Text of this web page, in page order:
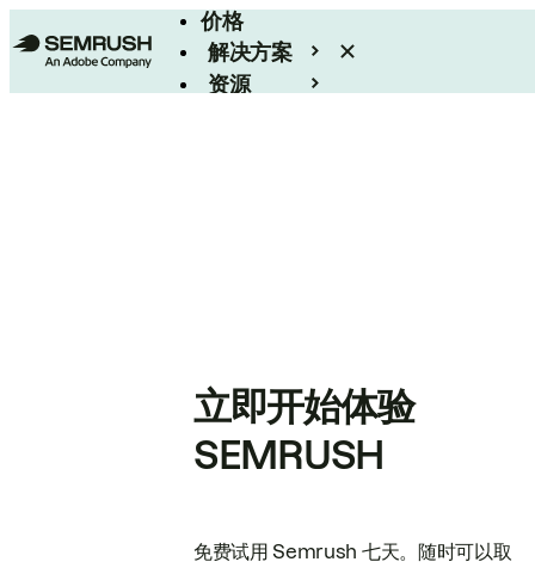
价格
解决方案
资源
立即开始体验
SEMRUSH
免费试用 Semrush 七天。随时可以取